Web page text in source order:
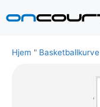
til
Hjem " Basketballkurve